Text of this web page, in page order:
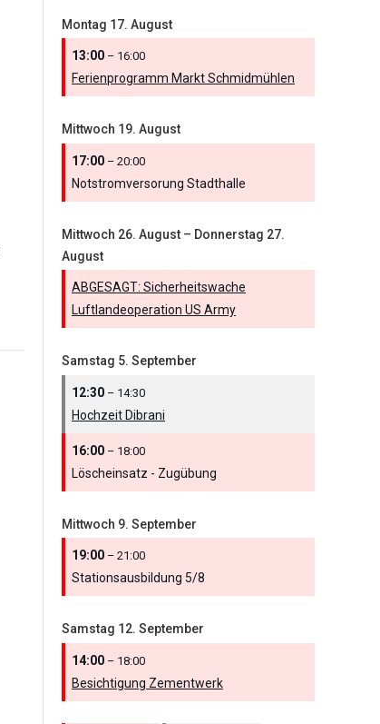
Montag 17. August
13:00 – 16:00
Ferienprogramm Markt Schmidmühlen
Mittwoch 19. August
17:00 – 20:00
Notstromversorung Stadthalle
Mittwoch 26. August – Donnerstag 27.
August
ABGESAGT: Sicherheitswache
Luftlandeoperation US Army
Samstag 5. September
12:30 – 14:30
Hochzeit Dibrani
16:00 – 18:00
Löscheinsatz - Zugübung
Mittwoch 9. September
19:00 – 21:00
Stationsausbildung 5/8
Samstag 12. September
14:00 – 18:00
Besichtigung Zementwerk